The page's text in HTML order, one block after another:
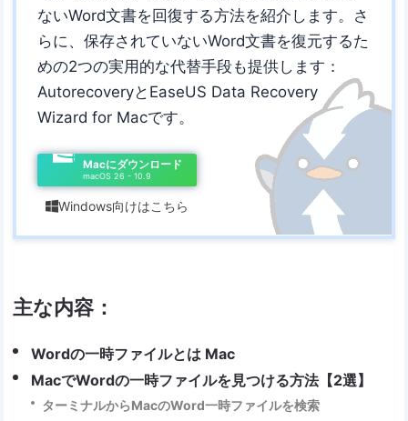
ないWord文書を回復する方法を紹介します。さ
らに、保存されていないWord文書を復元するた
めの2つの実用的な代替手段も提供します：
AutorecoveryとEaseUS Data Recovery
Wizard for Macです。
Macにダウンロード
macOS 26 - 10.9
Windows向けはこちら
主な内容：
Wordの一時ファイルとは Mac
MacでWordの一時ファイルを見つける方法【2選】
ターミナルからMacのWord一時ファイルを検索